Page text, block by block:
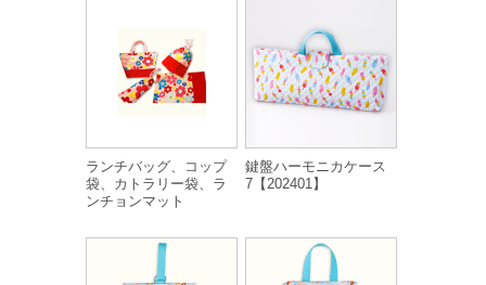
ランチバッグ、コップ
袋、カトラリー袋、ラ
ンチョンマット
鍵盤ハーモニカケース
7【202401】